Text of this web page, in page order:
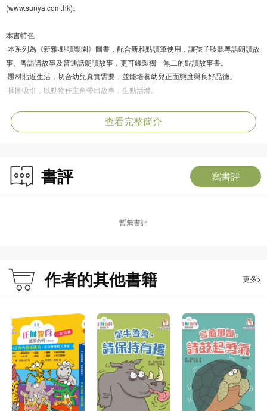
(www.sunya.com.hk)。
本書特色
·本系列為《新雅·點讀樂園》圖書，配合新雅點讀筆使用，讓孩子聆聽粵語朗讀故
事、粵語講故事及普通話朗讀故事，更可錄製獨一無二的點讀故事書。
·題材貼近生活，切合幼兒真實需要，並能培養幼兒正面態度與良好品德。
·插圖吸引，以動物作主角帶出故事，生動活潑。
查看完整簡介
書評 寫書評
暫無書評
作者的其他書籍 更多>